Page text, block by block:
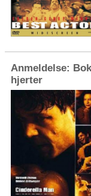
Anmeldelse:
hjerter